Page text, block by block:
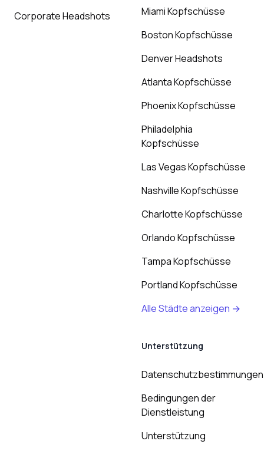
Corporate Headshots
Miami Kopfschüsse
Boston Kopfschüsse
Denver Headshots
Atlanta Kopfschüsse
Phoenix Kopfschüsse
Philadelphia
Kopfschüsse
Las Vegas Kopfschüsse
Nashville Kopfschüsse
Charlotte Kopfschüsse
Orlando Kopfschüsse
Tampa Kopfschüsse
Portland Kopfschüsse
Alle Städte anzeigen →
Unterstützung
Datenschutzbestimmungen
Bedingungen der
Dienstleistung
Unterstützung